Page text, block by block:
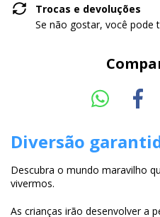
Trocas e devoluções
Se não gostar, você pode
Diversão
Descubra o mundo maravilho
vivermos.
As crianças irão desenvolver a